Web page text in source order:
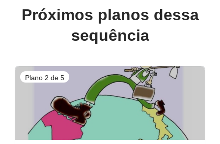
Próximos planos dessa
sequência
Plano 2 de 5